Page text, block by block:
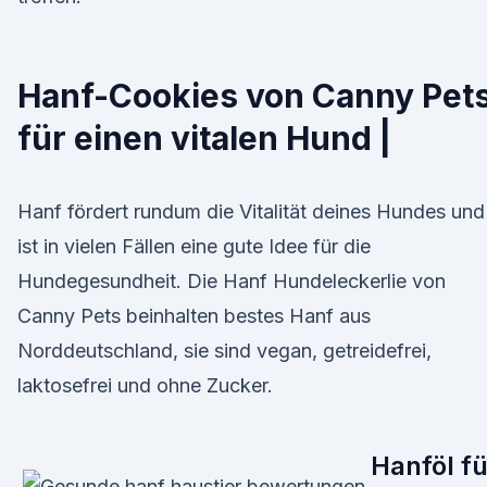
Hanf-Cookies von Canny
für einen vitalen Hund |
Hanf fördert rundum die Vitalität deines Hundes und
ist in vielen Fällen eine gute Idee für die
Hundegesundheit. Die Hanf Hundeleckerlie von
Canny Pets beinhalten bestes Hanf aus
Norddeutschland, sie sind vegan, getreidefrei,
laktosefrei und ohne Zucker.
Hanföl